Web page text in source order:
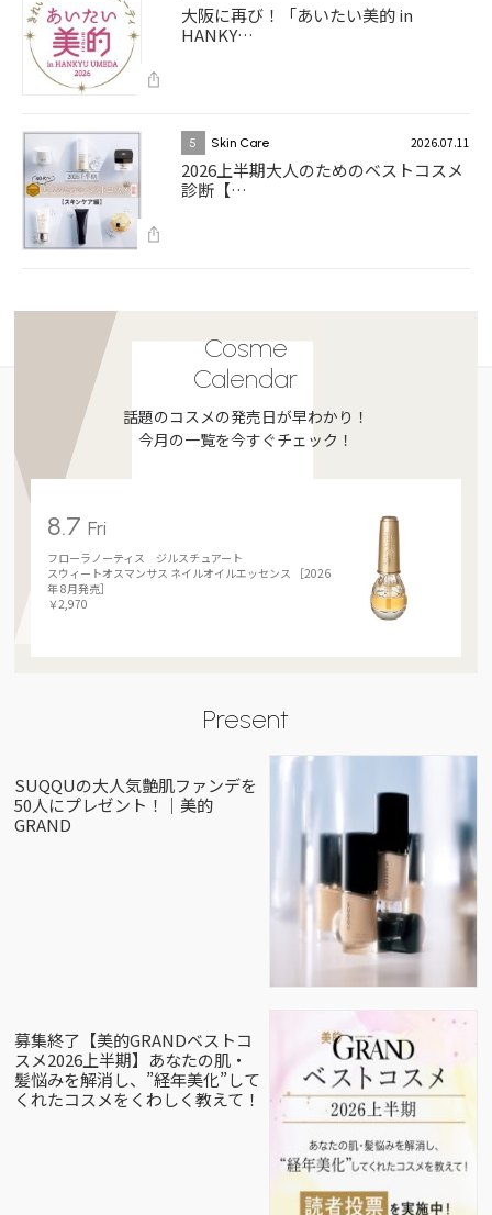
大阪に再び！「あいたい美的 in
HANKY…
5 Skin Care 2026.07.11
2026上半期大人のためのベストコスメ
診断【…
Cosme
Calendar
話題のコスメの発売日が早わかり！
今月の一覧を今すぐチェック！
8.7Fri
フローラノーティス ジルスチュアート
スウィートオスマンサス ネイルオイルエッセンス ［2026
年 8月発売］
￥2,970
Present
SUQQUの大人気艶肌ファンデを
50人にプレゼント！｜美的
GRAND
募集終了【美的GRANDベストコ
スメ2026上半期】あなたの肌・
髪悩みを解消し、”経年美化”して
くれたコスメをくわしく教えて！